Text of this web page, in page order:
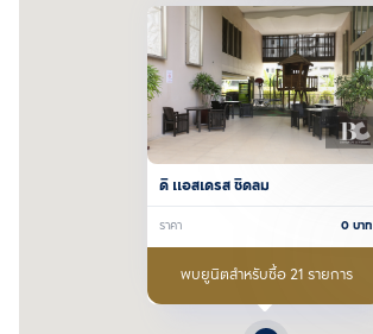
ดิ แอสเดรส ชิดลม
ราคา 0บาท
พบยูนิตสำหรับซื้อ 21 รายการ